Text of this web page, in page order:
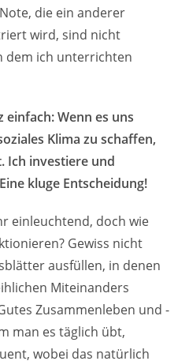
die ein anderer
wird, sind nicht
dem ich unterrichten
einfach: Wenn es uns
Klima zu schaffen,
Ich investiere und
kluge Entscheidung!
einleuchtend, doch wie
Gewiss nicht
ausfüllen, in denen
Miteinanders
Zusammenleben und -
man es täglich übt,
wobei das natürlich